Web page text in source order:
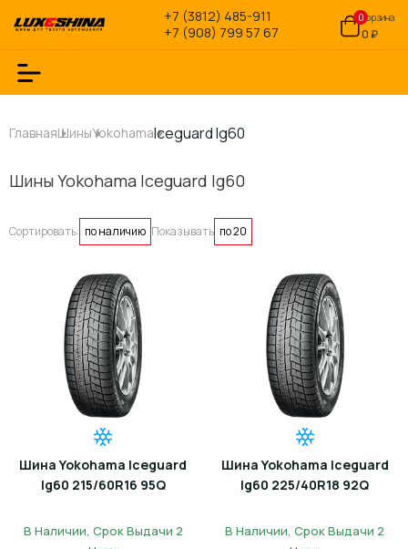
+7 (3812) 485-911
+7 (908) 799 57 67
0Корзина
0 ₽
ГлавнаяШиныYokohamaIceguard Ig60
Шины Yokohama Iceguard Ig60
Сортировать: по наличию Показывать по 20
Шина Yokohama Iceguard
Ig60 215/60R16 95Q
В Наличии, Срок Выдачи 2
Шина Yokohama Iceguard
Ig60 225/40R18 92Q
В Наличии, Срок Выдачи 2